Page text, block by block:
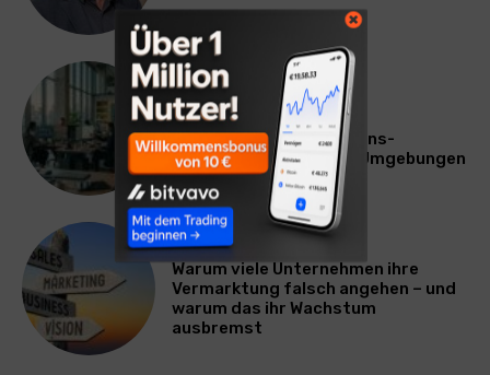
TECHNIK
SourcingBlox startet
CentaurNexus: Operations-
Plattform für Zscaler-Umgebungen
WERBUNG & MARKETING
Warum viele Unternehmen ihre
Vermarktung falsch angehen – und
warum das ihr Wachstum
ausbremst